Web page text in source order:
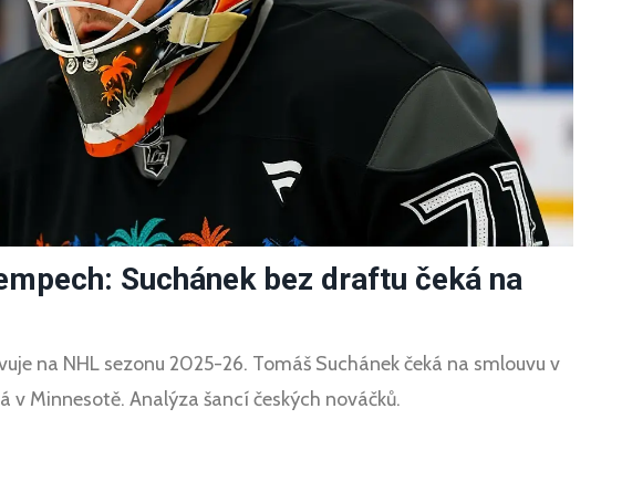
Suchánek bez draftu čeká na
na NHL sezonu 2025-26. Tomáš Suchánek čeká na smlouvu v
v Minnesotě. Analýza šancí českých nováčků.